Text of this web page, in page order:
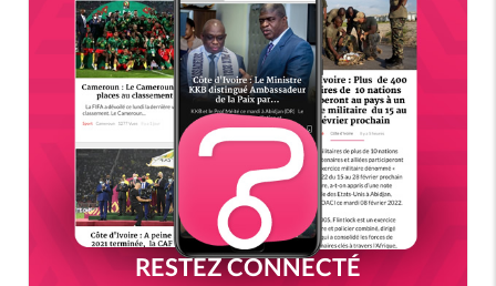
RESTEZ CONNECTÉ